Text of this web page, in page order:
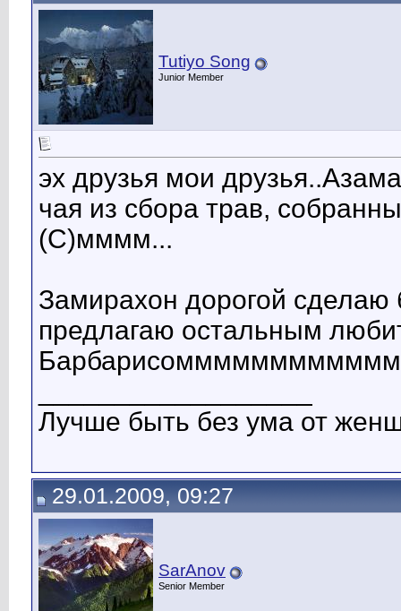
Tutiyo Song
Junior Member
эх друзья мои
чая из сбора трав,
(C)мммм...
Замирахон дорогой сделаю
предлагаю остальным
Барбарисомммммммммммм
Лучше быть без ума от
29.01.2009, 09:27
SarAnov
Senior Member